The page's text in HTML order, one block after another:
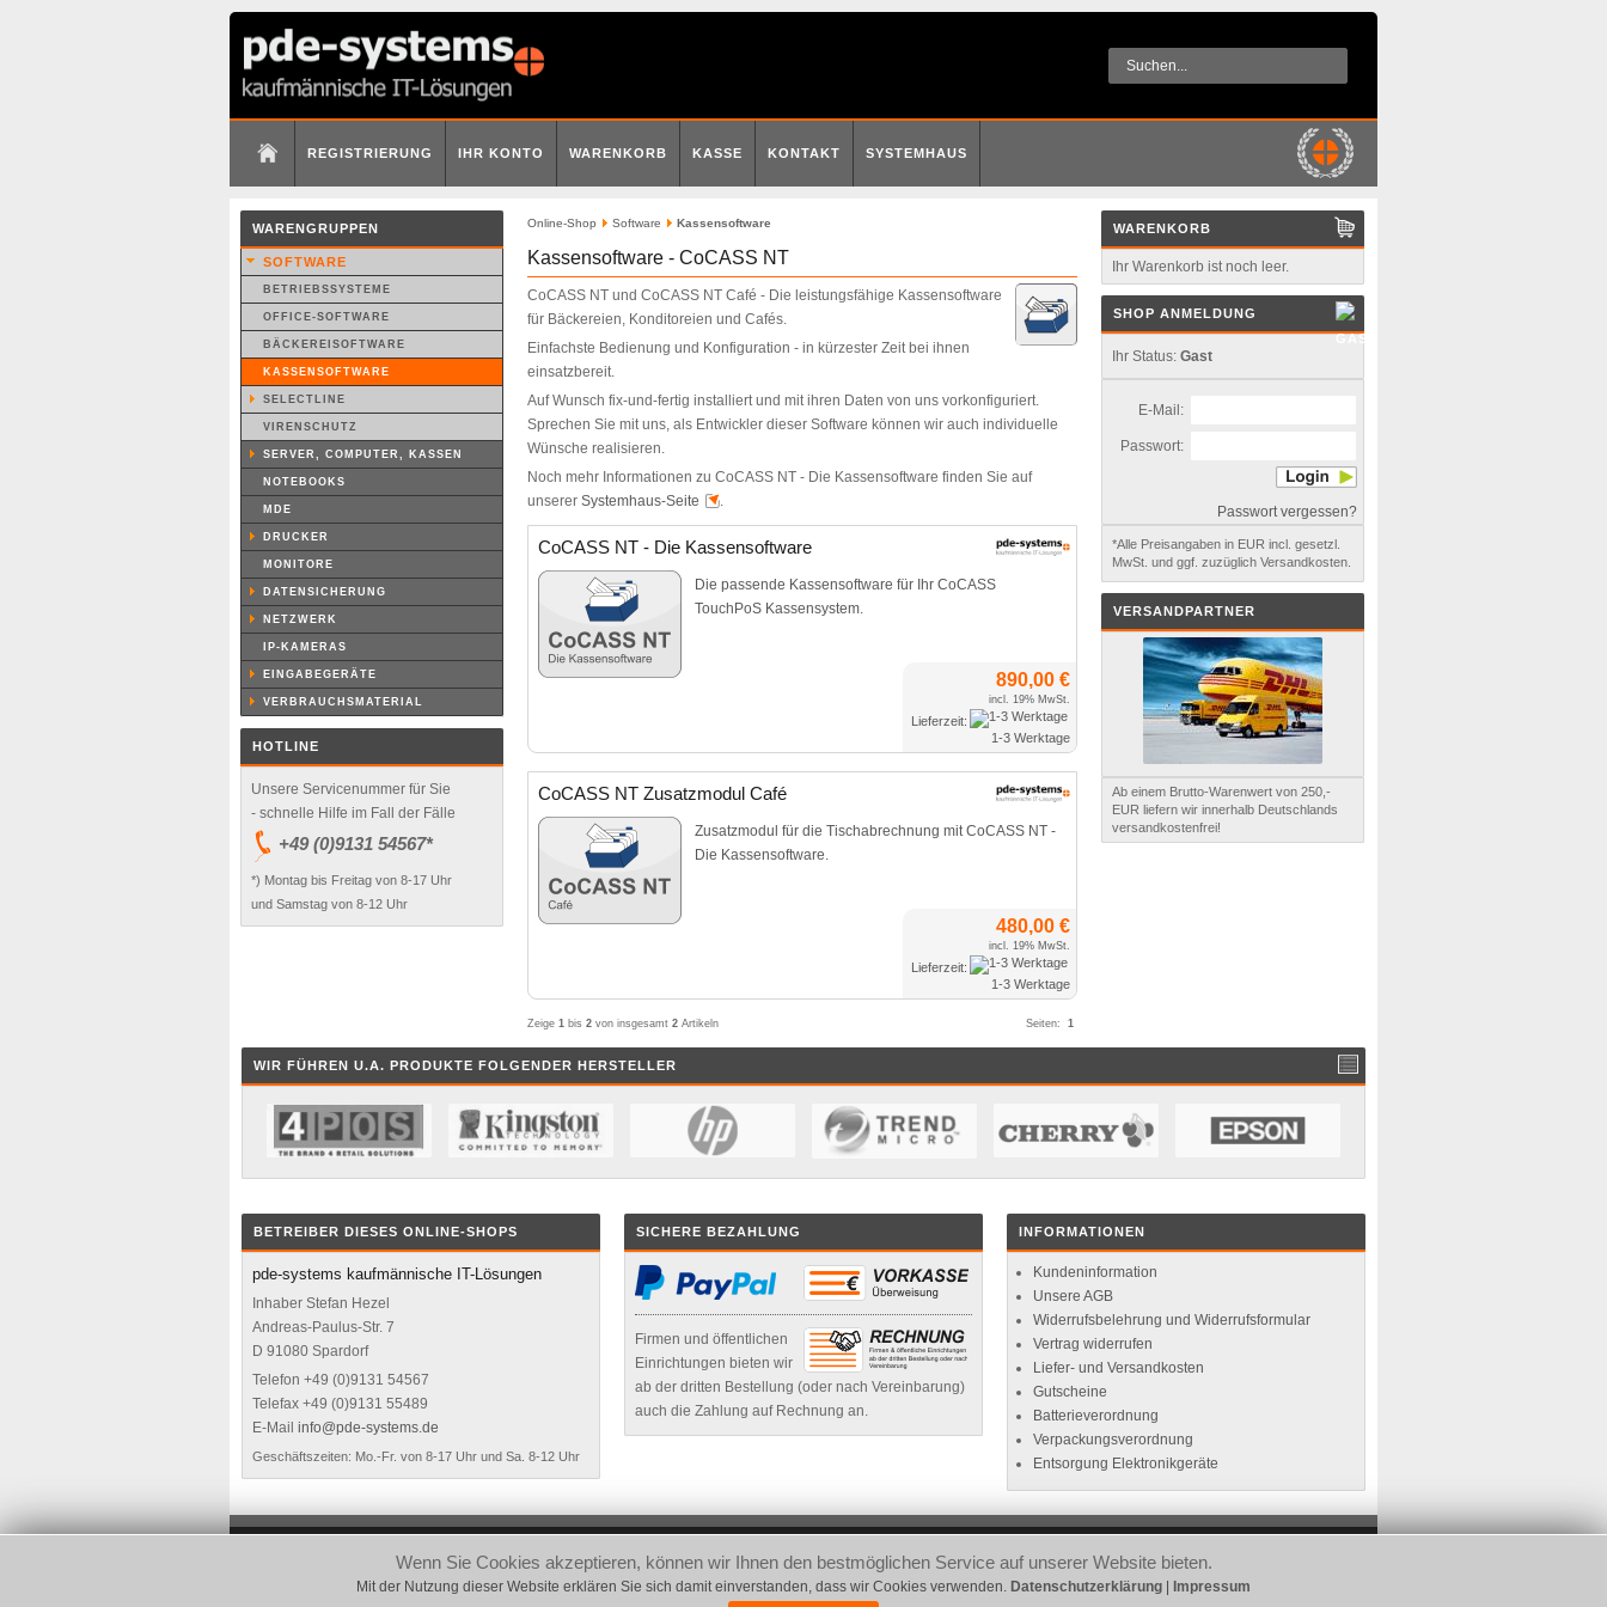
REGISTRIERUNG IHR KONTO WARENKORB KASSE KONTAKT SYSTEMHAUS
WARENGRUPPEN
SOFTWARE
BETRIEBSSYSTEME
OFFICE-SOFTWARE
BÄCKEREISOFTWARE
KASSENSOFTWARE
SELECTLINE
VIRENSCHUTZ
SERVER, COMPUTER, KASSEN
NOTEBOOKS
MDE
DRUCKER
MONITORE
DATENSICHERUNG
NETZWERK
IP-KAMERAS
EINGABEGERÄTE
VERBRAUCHSMATERIAL
HOTLINE
Unsere Servicenummer für Sie
- schnelle Hilfe im Fall der Fälle
+49 (0)9131 54567*
*) Montag bis Freitag von 8-17 Uhr
und Samstag von 8-12 Uhr
Online-Shop Software Kassensoftware
Kassensoftware - CoCASS NT
CoCASS NT und CoCASS NT Café - Die leistungsfähige Kassensoftware
für Bäckereien, Konditoreien und Cafés.
Einfachste Bedienung und Konfiguration - in kürzester Zeit bei ihnen
einsatzbereit.
Auf Wunsch fix-und-fertig installiert und mit ihren Daten von uns vorkonfiguriert.
Sprechen Sie mit uns, als Entwickler dieser Software können wir auch individuelle
Wünsche realisieren.
Noch mehr Informationen zu CoCASS NT - Die Kassensoftware finden Sie auf
unserer Systemhaus-Seite .
CoCASS NT - Die Kassensoftware
Die passende Kassensoftware für Ihr CoCASS
TouchPoS Kassensystem.
890,00 €
incl. 19% MwSt.
Lieferzeit:
1-3 Werktage
CoCASS NT Zusatzmodul Café
Zusatzmodul für die Tischabrechnung mit CoCASS NT -
Die Kassensoftware.
480,00 €
incl. 19% MwSt.
Lieferzeit:
1-3 Werktage
Zeige 1 bis 2 von insgesamt 2 Artikeln Seiten: 1
WARENKORB
Ihr Warenkorb ist noch leer.
SHOP ANMELDUNG
Ihr Status: Gast
E-Mail:
Passwort:
Passwort vergessen?
*Alle Preisangaben in EUR incl. gesetzl.
MwSt. und ggf. zuzüglich Versandkosten.
VERSANDPARTNER
Ab einem Brutto-Warenwert von 250,-
EUR liefern wir innerhalb Deutschlands
versandkostenfrei!
WIR FÜHREN U.A. PRODUKTE FOLGENDER HERSTELLER
BETREIBER DIESES ONLINE-SHOPS
pde-systems kaufmännische IT-Lösungen
Inhaber Stefan Hezel
Andreas-Paulus-Str. 7
D 91080 Spardorf
Telefon +49 (0)9131 54567
Telefax +49 (0)9131 55489
E-Mail info@pde-systems.de
Geschäftszeiten: Mo.-Fr. von 8-17 Uhr und Sa. 8-12 Uhr
SICHERE BEZAHLUNG
Firmen und öffentlichen
Einrichtungen bieten wir
ab der dritten Bestellung (oder nach Vereinbarung)
auch die Zahlung auf Rechnung an.
INFORMATIONEN
Kundeninformation
Unsere AGB
Widerrufsbelehrung und Widerrufsformular
Vertrag widerrufen
Liefer- und Versandkosten
Gutscheine
Batterieverordnung
Verpackungsverordnung
Entsorgung Elektronikgeräte
Impressum|
© pde-systems kaufmännische IT-Lösungen 2026
Wenn Sie Cookies akzeptieren, können wir Ihnen den bestmöglichen Service auf unserer Website bieten.
Mit der Nutzung dieser Website erklären Sie sich damit einverstanden, dass wir Cookies verwenden. Datenschutzerklärung Impressum